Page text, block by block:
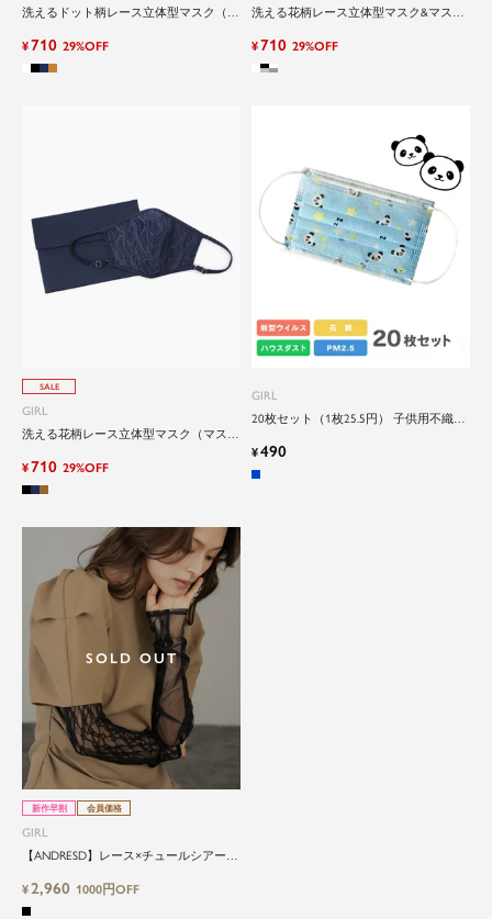
と気軽に自由にドレスを楽しみたい
ドレスは女性にとって永遠のファッションアイテ
ム。クローゼットに一着は用意しておきたいもの
ドレスが持つ女性を美しく見せる力は、ファッシ
ョンアイテムの中でも特別なものです。
特別な日だけではもったいない もっと気軽にもっ
と自由にドレスを楽しみたい...
そんな気持ちを叶えたい。それが、ドレスブラン
ドガールです。
close
洗えるドット柄レース立体型マスク（マ
¥710 29%OFF
洗える花柄レース立体型マスク&マスク
¥710 29%OFF
SALE
GIRL
洗える花柄レース立体型マスク（マスク
¥710 29%OFF
GIRL
20枚セット（1枚25.5円） 子供用不織布
¥490
SOLD OUT
新作早割 会員価格
GIRL
【ANDRESD】レース×チュールシアーア
¥2,960 1000円OFF